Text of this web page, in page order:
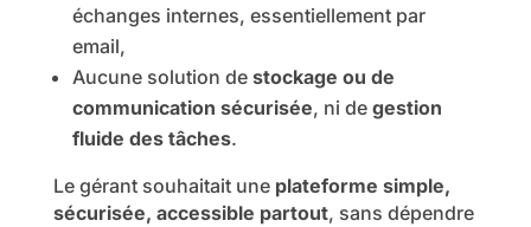
échanges internes, essentiellement par
email,
Aucune solution de stockage ou de
communication sécurisée, ni de gestion
fluide des tâches.
Le gérant souhaitait une plateforme simple,
sécurisée, accessible partout, sans dépendre